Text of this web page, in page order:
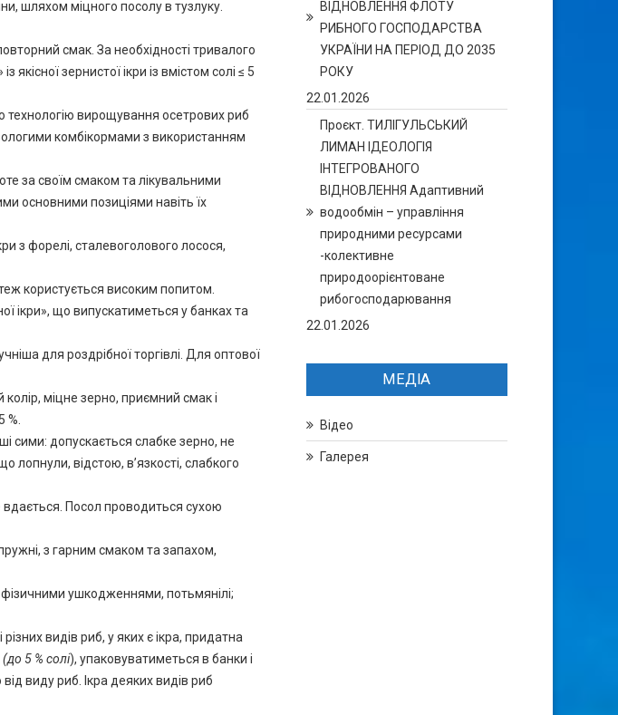
шляхом міцного посолу в тузлуку.
смак. За необхідності тривалого
зернистої ікри із вмістом солі ≤ 5
технологію вирощування осетрових риб
комбікормами з використанням
за своїм смаком та лікувальними
основними позиціями навіть їх
з форелі, сталевоголового лосося,
користується високим попитом.
ікри», що випускатиметься у банках та
для роздрібної торгівлі. Для оптової
колір, міцне зерно, приємний смак і
%.
сими: допускається слабке зерно, не
лопнули, відстою, в’язкості, слабкого
вдається. Посол проводиться сухою
пружні, з гарним смаком та запахом,
фізичними ушкодженнями, потьмянілі;
видів риб, у яких є ікра, придатна
(до 5 % солі), упаковуватиметься в банки і
виду риб. Ікра деяких видів риб
ВІДНОВЛЕННЯ ФЛОТУ
РИБНОГО ГОСПОДАРСТВА
УКРАЇНИ НА ПЕРІОД ДО 2035
РОКУ
22.01.2026
Проєкт. ТИЛІГУЛЬСЬКИЙ
ЛИМАН ІДЕОЛОГІЯ
ІНТЕГРОВАНОГО
ВІДНОВЛЕННЯ Адаптивний
водообмін – управління
природними ресурсами
-колективне
природоорієнтоване
рибогосподарювання
22.01.2026
МЕДІА
Відео
Галерея